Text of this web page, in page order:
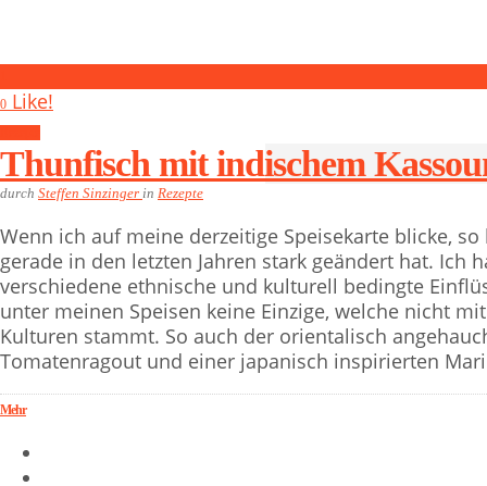
0 Like!
Thunfisch mit indischem
durch Steffen Sinzinger in Rezepte
Wenn ich auf meine derzeitige Speisekarte blicke,
gerade in den letzten Jahren stark geändert hat. Ich
verschiedene ethnische und kulturell bedingte
unter meinen Speisen keine Einzige, welche nicht
Kulturen stammt. So auch der orientalisch
Tomatenragout und einer japanisch inspirierten
Mehr